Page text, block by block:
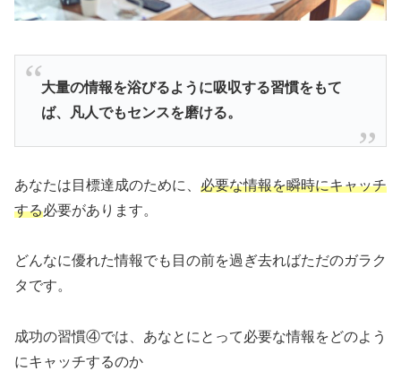
大量の情報を浴びるように吸収する習慣をもて
ば、凡人でもセンスを磨ける。
あなたは目標達成のために、 必要な情報を瞬時にキャッチ
する必要があります。
どんなに優れた情報でも目の前を過ぎ去ればただのガラク
タです。
成功の習慣④では、あなとにとって必要な情報をどのよう
にキャッチするのか